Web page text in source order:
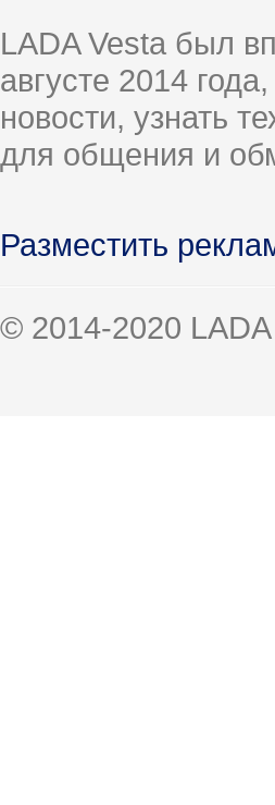
LADA Vesta был
августе 2014
новости, узнать
для общения и
Разместить
© 2014-2020